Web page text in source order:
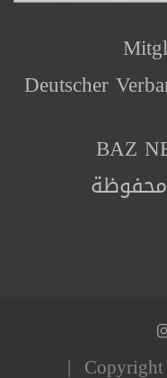
Deutscher
© 2026